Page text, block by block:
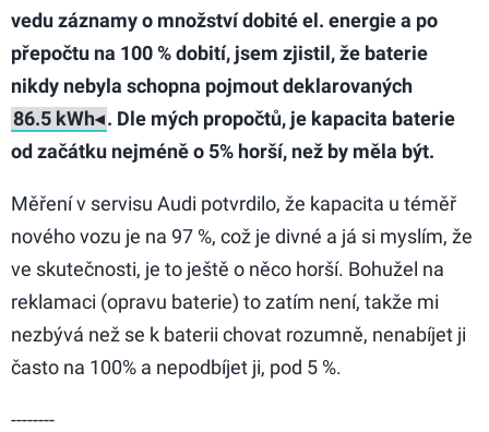
vedu záznamy o množství dobité el. energie a po
přepočtu na 100 % dobití, jsem zjistil, že baterie
nikdy nebyla schopna pojmout deklarovaných
. Dle mých propočtů, je kapacita baterie
od začátku nejméně o 5% horší, než by měla být.
Měření v servisu Audi potvrdilo, že kapacita u téměř
nového vozu je na 97 %, což je divné a já si myslím, že
ve skutečnosti, je to ještě o něco horší. Bohužel na
reklamaci (opravu baterie) to zatím není, takže mi
nezbývá než se k baterii chovat rozumně, nenabíjet ji
často na 100% a nepodbíjet ji, pod 5 %.
--------